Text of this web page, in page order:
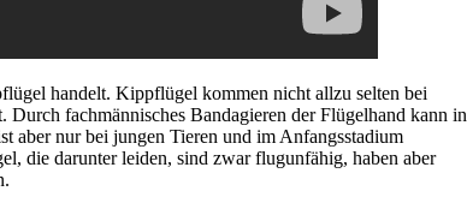
handelt. Kippflügel kommen nicht allzu selten bei
fachmännisches Bandagieren der Flügelhand kann in
aber nur bei jungen Tieren und im Anfangsstadium
die darunter leiden, sind zwar flugunfähig, haben aber